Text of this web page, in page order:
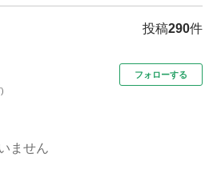
投稿290件
)
フォローする
ません